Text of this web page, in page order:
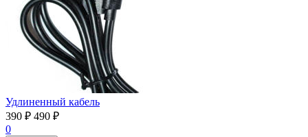
Удлиненный кабель
390 ₽ 490 ₽
0